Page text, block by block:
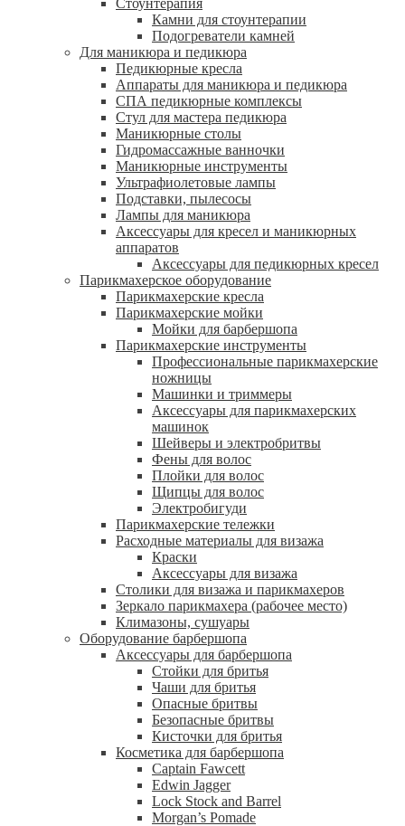
Стоунтерапия
Камни для стоунтерапии
Подогреватели камней
Для маникюра и педикюра
Педикюрные кресла
Аппараты для маникюра и педикюра
СПА педикюрные комплексы
Стул для мастера педикюра
Маникюрные столы
Гидромассажные ванночки
Маникюрные инструменты
Ультрафиолетовые лампы
Подставки, пылесосы
Лампы для маникюра
Аксессуары для кресел и маникюрных
аппаратов
Аксессуары для педикюрных кресел
Парикмахерское оборудование
Парикмахерские кресла
Парикмахерские мойки
Мойки для барбершопа
Парикмахерские инструменты
Профессиональные парикмахерские
ножницы
Машинки и триммеры
Аксессуары для парикмахерских
машинок
Шейверы и электробритвы
Фены для волос
Плойки для волос
Щипцы для волос
Электробигуди
Парикмахерские тележки
Расходные материалы для визажа
Краски
Аксессуары для визажа
Столики для визажа и парикмахеров
Зеркало парикмахера (рабочее место)
Климазоны, сушуары
Оборудование барбершопа
Аксессуары для барбершопа
Стойки для бритья
Чаши для бритья
Опасные бритвы
Безопасные бритвы
Кисточки для бритья
Косметика для барбершопа
Captain Fawcett
Edwin Jagger
Lock Stock and Barrel
Morgan’s Pomade